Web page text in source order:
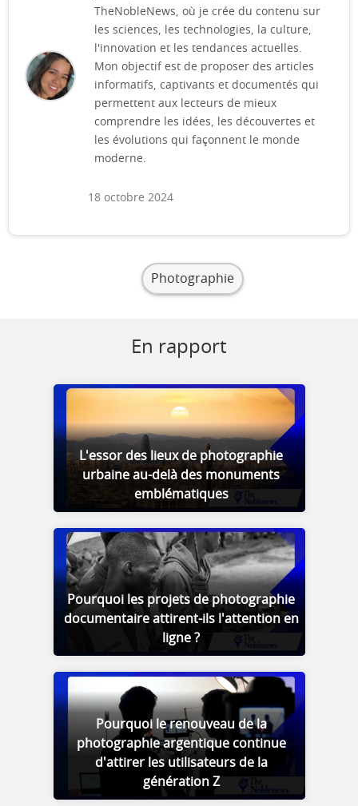
TheNobleNews, où je crée du contenu sur
les sciences, les technologies, la culture,
l'innovation et les tendances actuelles.
Mon objectif est de proposer des articles
informatifs, captivants et documentés qui
permettent aux lecteurs de mieux
comprendre les idées, les découvertes et
les évolutions qui façonnent le monde
moderne.
18 octobre 2024
Photographie
En rapport
L'essor des lieux de photographie
urbaine au-delà des monuments
emblématiques
Pourquoi les projets de photographie
documentaire attirent-ils l'attention en
ligne ?
Pourquoi le renouveau de la
photographie argentique continue
d'attirer les utilisateurs de la
génération Z